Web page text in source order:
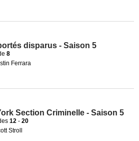
disparus - Saison 5
8
Ferrara
Section Criminelle - Saison 5
12 - 20
Stroll